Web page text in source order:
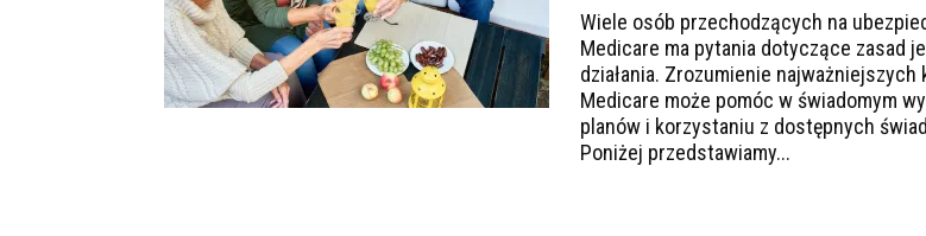
Wiele osób przechodzących na
Medicare ma pytania dotyczące zasad
działania. Zrozumienie najważniejszych
Medicare może pomóc w świadomym
planów i korzystaniu z dostępnych
Poniżej przedstawiamy...